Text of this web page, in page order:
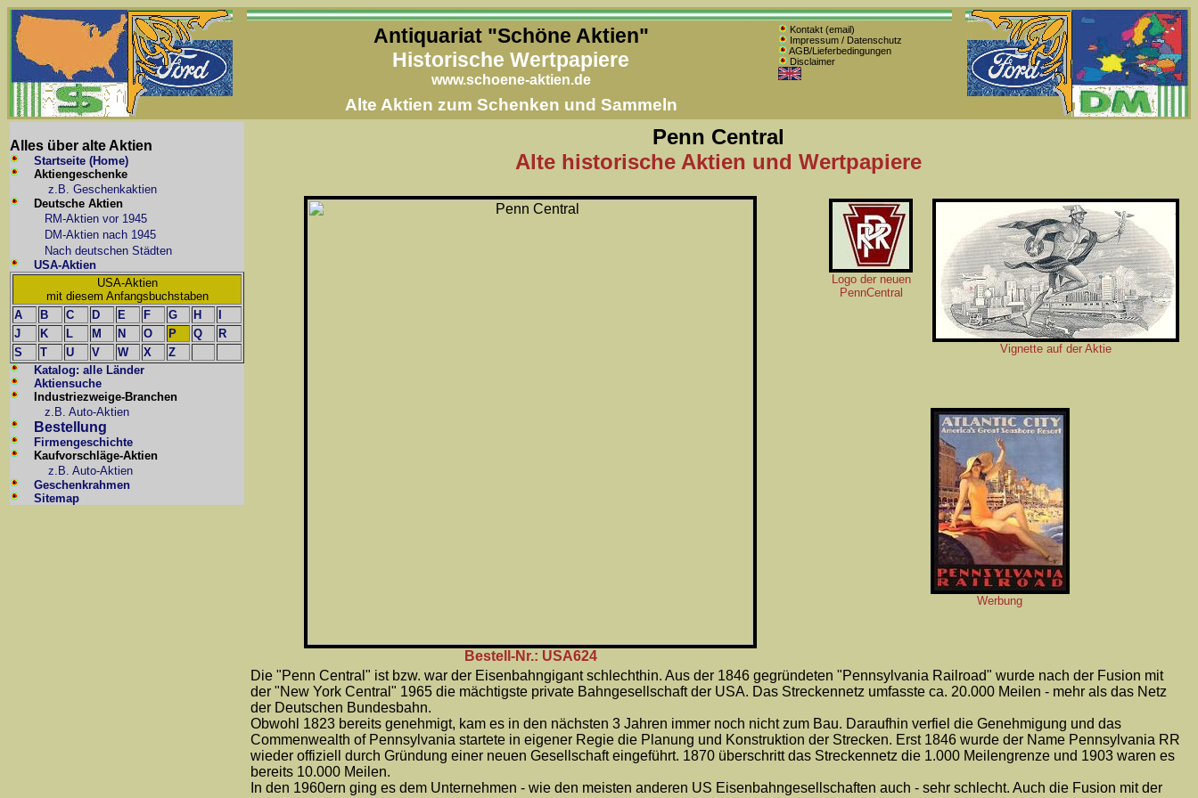
Antiquariat "Schöne Aktien"
Historische Wertpapiere
www.schoene-aktien.de
Kontakt (email)
Impressum / Datenschutz
AGB/Lieferbedingungen
Disclaimer
Alte Aktien zum Schenken und Sammeln
Alles über alte Aktien
Startseite (Home)
Aktiengeschenke
z.B. Geschenkaktien
Deutsche Aktien
RM-Aktien vor 1945
DM-Aktien nach 1945
Nach deutschen Städten
USA-Aktien
USA-Aktien
mit diesem Anfangsbuchstaben
A
B C D E F G H
J
K L M N O P Q
R
S
T U V W X
Z
Katalog: alle Länder
Aktiensuche
Industriezweige-Branchen
z.B. Auto-Aktien
Bestellung
Firmengeschichte
Kaufvorschläge-Aktien
z.B. Auto-Aktien
Geschenkrahmen
Sitemap
Penn Central
Alte historische Aktien und Wertpapiere
Bestell-Nr.: USA624
Logo der neuen
PennCentral
Vignette auf der Aktie
Werbung
Die "Penn Central" ist bzw. war der Eisenbahngigant schlechthin. Aus der 1846 gegründeten "Pennsylvania Railroad" wurde nach der Fusion mit
der "New York Central" 1965 die mächtigste private Bahngesellschaft der USA. Das Streckennetz umfasste ca. 20.000 Meilen - mehr als das Netz
der Deutschen Bundesbahn.
Obwohl 1823 bereits genehmigt, kam es in den nächsten 3 Jahren immer noch nicht zum Bau. Daraufhin verfiel die Genehmigung und das
Commenwealth of Pennsylvania startete in eigener Regie die Planung und Konstruktion der Strecken. Erst 1846 wurde der Name Pennsylvania RR
wieder offiziell durch Gründung einer neuen Gesellschaft eingeführt. 1870 überschritt das Streckennetz die 1.000 Meilengrenze und 1903 waren es
bereits 10.000 Meilen.
In den 1960ern ging es dem Unternehmen - wie den meisten anderen US Eisenbahngesellschaften auch - sehr schlecht. Auch die Fusion mit der